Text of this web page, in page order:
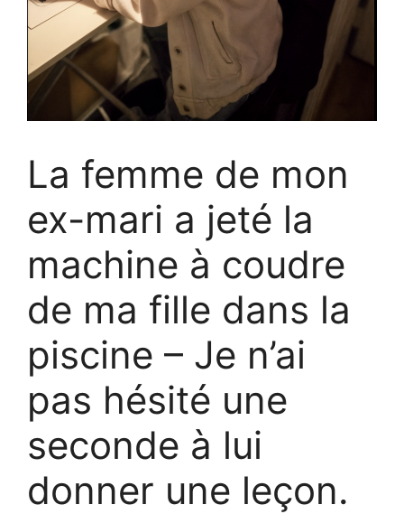
La femme de mon
ex-mari a jeté la
machine à coudre
de ma fille dans la
piscine – Je n’ai
pas hésité une
seconde à lui
donner une leçon.